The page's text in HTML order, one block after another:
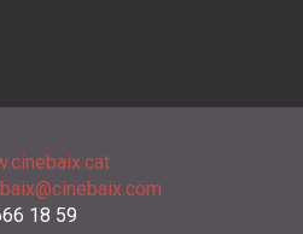
18 59